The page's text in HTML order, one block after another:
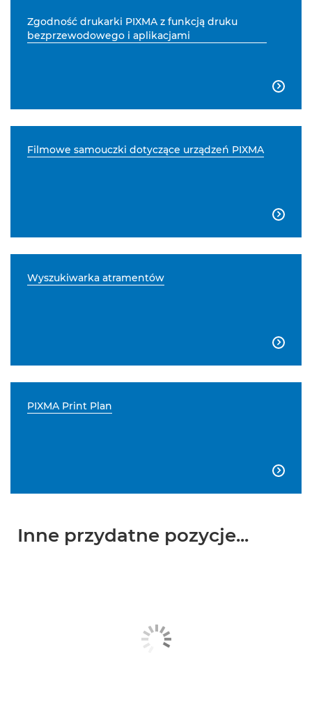
Zgodność drukarki PIXMA z funkcją druku
bezprzewodowego i aplikacjami

Filmowe samouczki dotyczące urządzeń PIXMA

Wyszukiwarka atramentów

PIXMA Print Plan

Inne przydatne pozycje...